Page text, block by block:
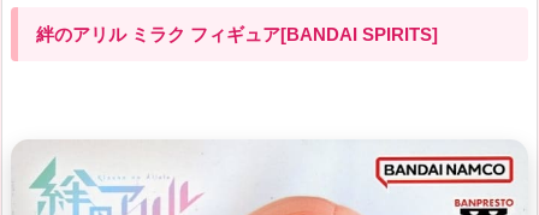
絆のアリル ミラク フィギュア[BANDAI SPIRITS]